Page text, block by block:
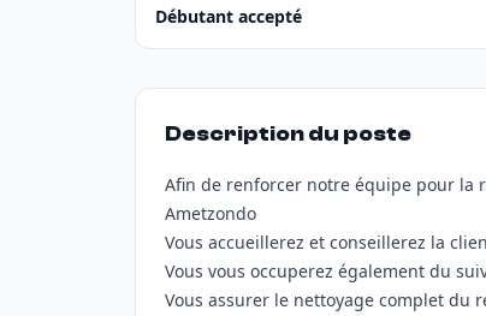
Débutant accepté
Description du poste
Afin de renforcer notre équipe pour la
Ametzondo
Vous accueillerez et conseillerez la
Vous vous occuperez également du
Vous assurer le nettoyage complet du